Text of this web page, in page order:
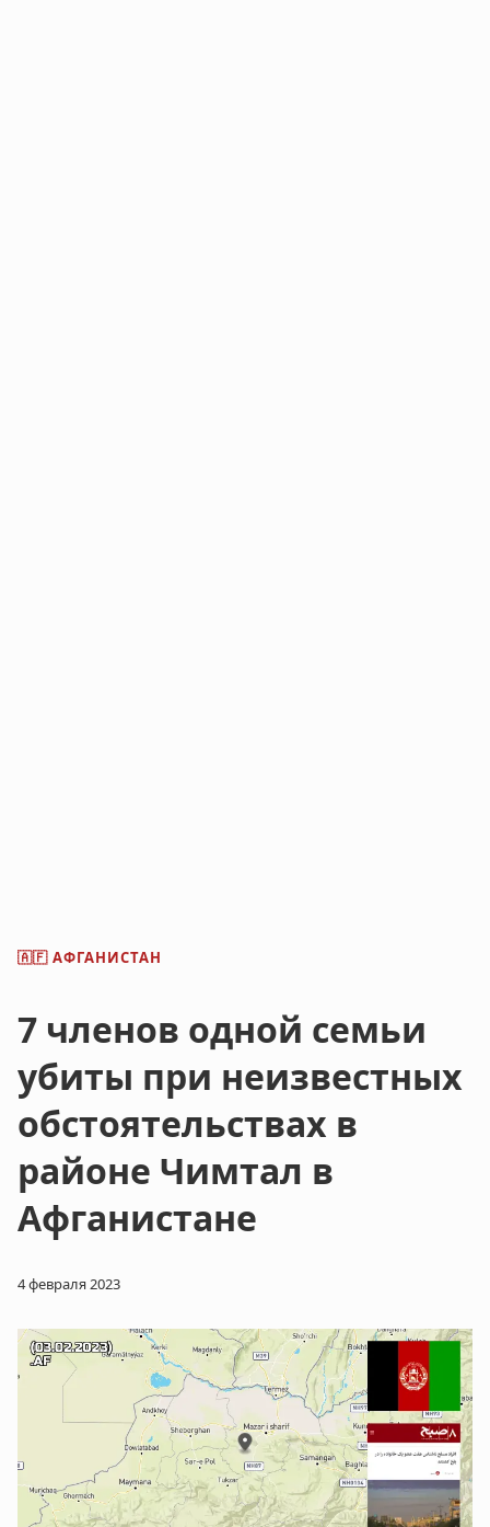
🇦🇫 АФГАНИСТАН
7 членов одной семьи
убиты при неизвестных
обстоятельствах в
районе Чимтал в
Афганистане
4 февраля 2023